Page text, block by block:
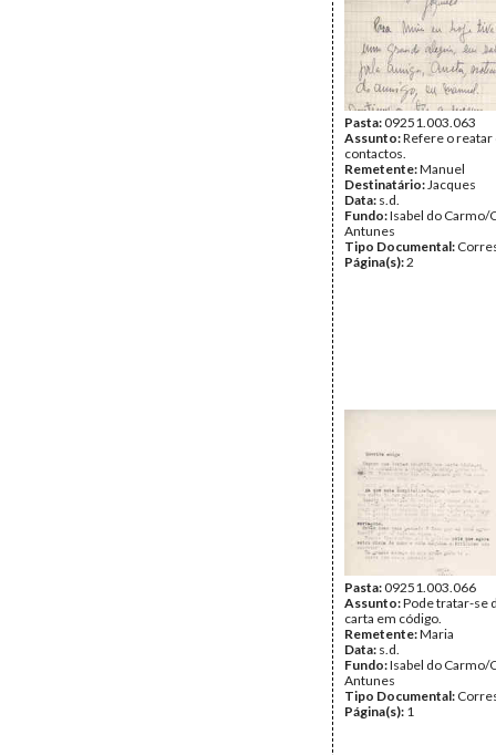
Pasta:09251.003.063
Assunto:Refere o reatar
contactos.
Remetente:Manuel
Destinatário:Jacques
Data: s.d.
Fundo:Isabel do Carmo/
Antunes
Tipo Documental:
Página(s):2
Pasta:09251.003.066
Assunto:Pode tratar-se
carta em código.
Remetente:Maria
Data: s.d.
Fundo:Isabel do Carmo/
Antunes
Tipo Documental:
Página(s): 1